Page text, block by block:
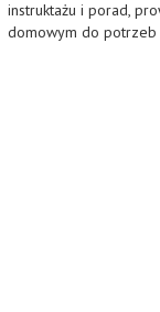
instruktażu i porad,
domowym do potrzeb